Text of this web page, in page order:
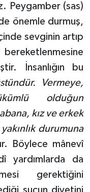
Peygamber (sas)
önemle durmuş,
sevginin artıp
bereketlenmesine
İnsanlığın bu
Vermeye,
olduğun
kız ve erkek
durumuna
Böylece mânevî
yardımlarda da
gerektiğini
suçun diyetini